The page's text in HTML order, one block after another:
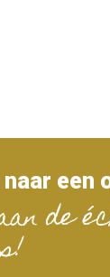
een
de